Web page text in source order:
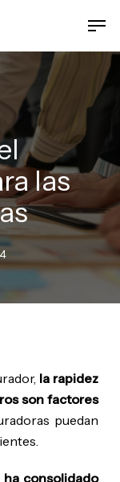
las
la rapidez
son factores
puedan
consolidado
Close
Menu